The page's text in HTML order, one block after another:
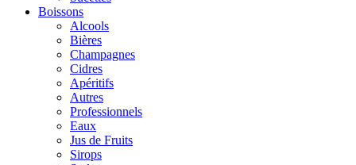
Boissons
Alcools
Bières
Champagnes
Cidres
Apéritifs
Autres
Professionnels
Eaux
Jus de Fruits
Sirops